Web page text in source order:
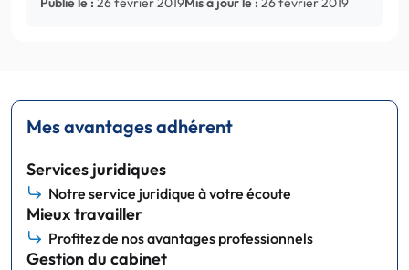
Mes avantages adhérent
Services juridiques
Notre service juridique à votre écoute
Mieux travailler
Profitez de nos avantages professionnels
Gestion du cabinet